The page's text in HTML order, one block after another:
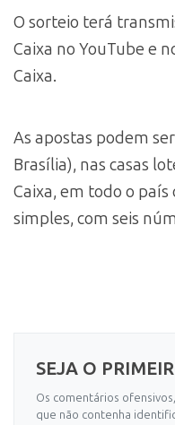
O sorteio terá
Caixa no YouTube e
Caixa.
As apostas podem
Brasília), nas casas
Caixa, em todo o
simples, com seis
SEJA O
Os comentários
que não contenha